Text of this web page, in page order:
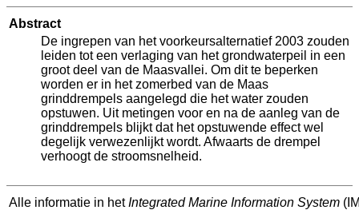
Abstract
De ingrepen van het voorkeursalternatief 2003 zouden
leiden tot een verlaging van het grondwaterpeil in een
groot deel van de Maasvallei. Om dit te beperken
worden er in het zomerbed van de Maas
grinddrempels aangelegd die het water zouden
opstuwen. Uit metingen voor en na de aanleg van de
grinddrempels blijkt dat het opstuwende effect wel
degelijk verwezenlijkt wordt. Afwaarts de drempel
verhoogt de stroomsnelheid.
Alle informatie in hetIntegrated Marine Information System